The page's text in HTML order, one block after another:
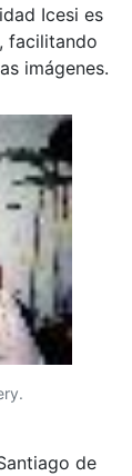
Icesi es
facilitando
imágenes.
de